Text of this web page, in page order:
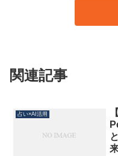
関連記事
占い×AI活用